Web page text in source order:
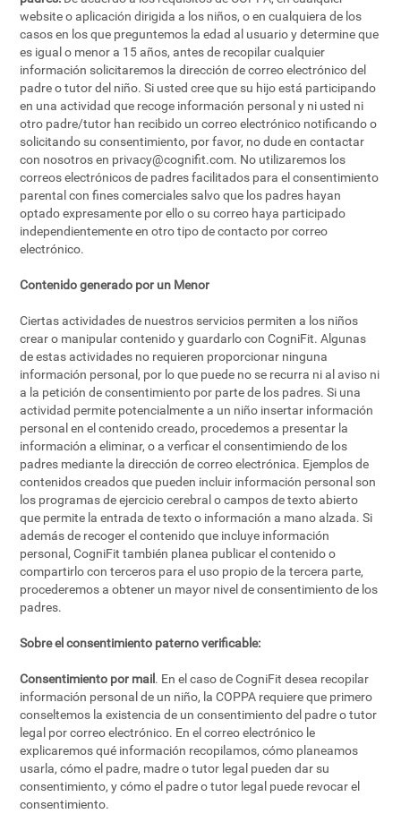
website o aplicación dirigida a los niños, o en cualquiera de los
casos en los que preguntemos la edad al usuario y determine que
es igual o menor a 15 años, antes de recopilar cualquier
información solicitaremos la dirección de correo electrónico del
padre o tutor del niño. Si usted cree que su hijo está participando
en una actividad que recoge información personal y ni usted ni
otro padre/tutor han recibido un correo electrónico notificando o
solicitando su consentimiento, por favor, no dude en contactar
con nosotros en privacy@cognifit.com. No utilizaremos los
correos electrónicos de padres facilitados para el consentimiento
parental con fines comerciales salvo que los padres hayan
optado expresamente por ello o su correo haya participado
independientemente en otro tipo de contacto por correo
electrónico.
Contenido generado por un Menor
Ciertas actividades de nuestros servicios permiten a los niños
crear o manipular contenido y guardarlo con CogniFit. Algunas
de estas actividades no requieren proporcionar ninguna
información personal, por lo que puede no se recurra ni al aviso ni
a la petición de consentimiento por parte de los padres. Si una
actividad permite potencialmente a un niño insertar información
personal en el contenido creado, procedemos a presentar la
información a eliminar, o a verficar el consentimiendo de los
padres mediante la dirección de correo electrónica. Ejemplos de
contenidos creados que pueden incluir información personal son
los programas de ejercicio cerebral o campos de texto abierto
que permite la entrada de texto o información a mano alzada. Si
además de recoger el contenido que incluye información
personal, CogniFit también planea publicar el contenido o
compartirlo con terceros para el uso propio de la tercera parte,
procederemos a obtener un mayor nivel de consentimiento de los
padres.
Sobre el consentimiento paterno verificable:
Consentimiento por mail . En el caso de CogniFit desea recopilar
información personal de un niño, la COPPA requiere que primero
conseltemos la existencia de un consentimiento del padre o tutor
legal por correo electrónico. En el correo electrónico le
explicaremos qué información recopilamos, cómo planeamos
usarla, cómo el padre, madre o tutor legal pueden dar su
consentimiento, y cómo el padre o tutor legal puede revocar el
consentimiento.